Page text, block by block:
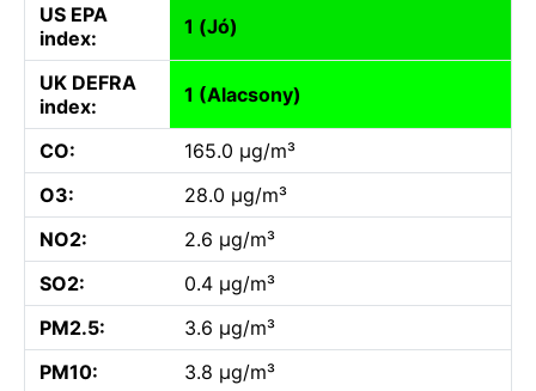
US EPA
index:
1 (Jó)
UK DEFRA
index:
1 (Alacsony)
CO:
165.0 µg/m³
O3:
28.0 µg/m³
NO2:
2.6 µg/m³
SO2:
0.4 µg/m³
PM2.5:
3.6 µg/m³
PM10:
3.8 µg/m³